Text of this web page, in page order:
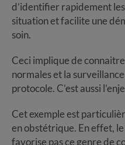
d’identifier rapidement
situation et facilite une
soin.
Ceci implique de
normales et la
protocole. C’est aussi
Cet exemple est
en obstétrique. En effet,
favorise pas ce genre de